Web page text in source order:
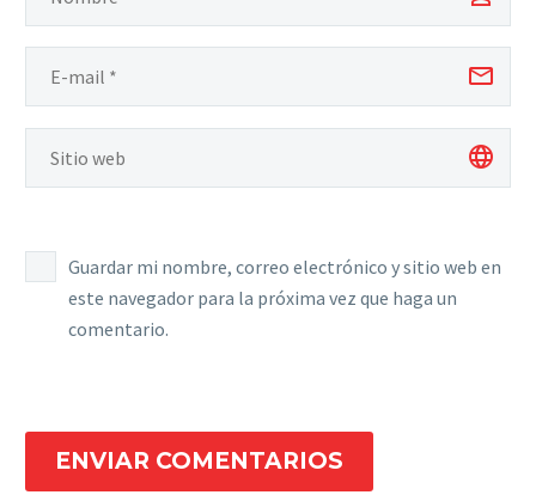
Guardar mi nombre, correo electrónico y sitio web en
este navegador para la próxima vez que haga un
comentario.
ENVIAR COMENTARIOS